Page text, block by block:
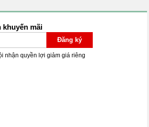
mãi
Đăng ký
nhận quyền lợi giảm giá riêng